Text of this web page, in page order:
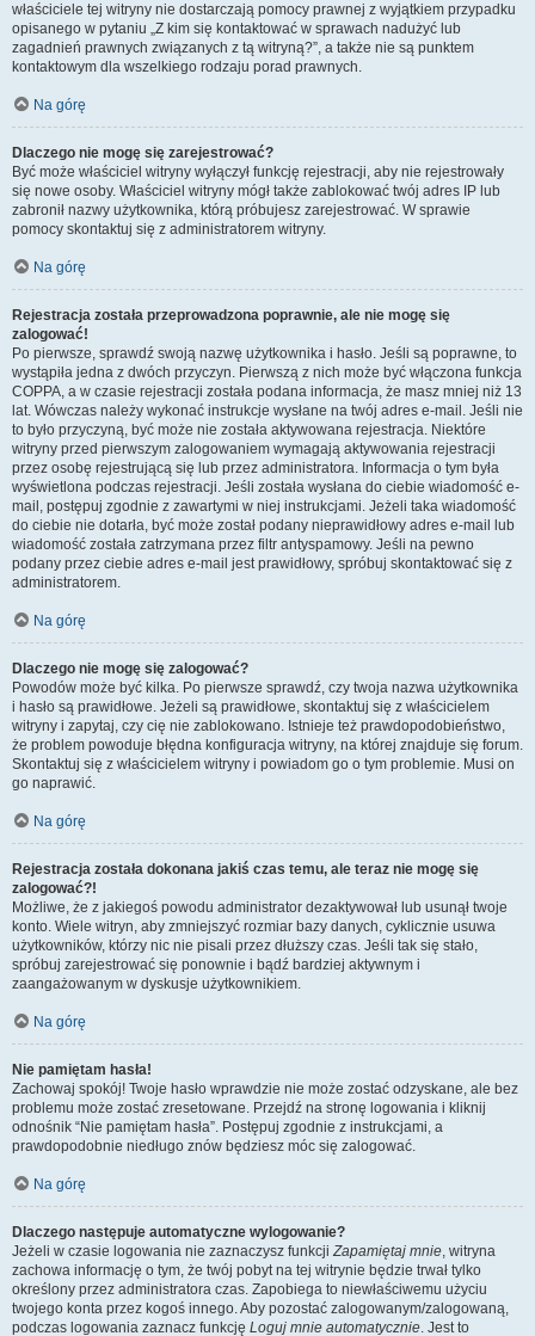
właściciele tej witryny nie dostarczają pomocy prawnej z wyjątkiem przypadku
opisanego w pytaniu „Z kim się kontaktować w sprawach nadużyć lub
zagadnień prawnych związanych z tą witryną?”, a także nie są punktem
kontaktowym dla wszelkiego rodzaju porad prawnych.
Na górę
Dlaczego nie mogę się zarejestrować?
Być może właściciel witryny wyłączył funkcję rejestracji, aby nie rejestrowały
się nowe osoby. Właściciel witryny mógł także zablokować twój adres IP lub
zabronił nazwy użytkownika, którą próbujesz zarejestrować. W sprawie
pomocy skontaktuj się z administratorem witryny.
Na górę
Rejestracja została przeprowadzona poprawnie, ale nie mogę się
zalogować!
Po pierwsze, sprawdź swoją nazwę użytkownika i hasło. Jeśli są poprawne, to
wystąpiła jedna z dwóch przyczyn. Pierwszą z nich może być włączona funkcja
COPPA, a w czasie rejestracji została podana informacja, że masz mniej niż 13
lat. Wówczas należy wykonać instrukcje wysłane na twój adres e-mail. Jeśli nie
to było przyczyną, być może nie została aktywowana rejestracja. Niektóre
witryny przed pierwszym zalogowaniem wymagają aktywowania rejestracji
przez osobę rejestrującą się lub przez administratora. Informacja o tym była
wyświetlona podczas rejestracji. Jeśli została wysłana do ciebie wiadomość e-
mail, postępuj zgodnie z zawartymi w niej instrukcjami. Jeżeli taka wiadomość
do ciebie nie dotarła, być może został podany nieprawidłowy adres e-mail lub
wiadomość została zatrzymana przez filtr antyspamowy. Jeśli na pewno
podany przez ciebie adres e-mail jest prawidłowy, spróbuj skontaktować się z
administratorem.
Na górę
Dlaczego nie mogę się zalogować?
Powodów może być kilka. Po pierwsze sprawdź, czy twoja nazwa użytkownika
i hasło są prawidłowe. Jeżeli są prawidłowe, skontaktuj się z właścicielem
witryny i zapytaj, czy cię nie zablokowano. Istnieje też prawdopodobieństwo,
że problem powoduje błędna konfiguracja witryny, na której znajduje się forum.
Skontaktuj się z właścicielem witryny i powiadom go o tym problemie. Musi on
go naprawić.
Na górę
Rejestracja została dokonana jakiś czas temu, ale teraz nie mogę się
zalogować?!
Możliwe, że z jakiegoś powodu administrator dezaktywował lub usunął twoje
konto. Wiele witryn, aby zmniejszyć rozmiar bazy danych, cyklicznie usuwa
użytkowników, którzy nic nie pisali przez dłuższy czas. Jeśli tak się stało,
spróbuj zarejestrować się ponownie i bądź bardziej aktywnym i
zaangażowanym w dyskusje użytkownikiem.
Na górę
Nie pamiętam hasła!
Zachowaj spokój! Twoje hasło wprawdzie nie może zostać odzyskane, ale bez
problemu może zostać zresetowane. Przejdź na stronę logowania i kliknij
odnośnik “Nie pamiętam hasła”. Postępuj zgodnie z instrukcjami, a
prawdopodobnie niedługo znów będziesz móc się zalogować.
Na górę
Dlaczego następuje automatyczne wylogowanie?
Jeżeli w czasie logowania nie zaznaczysz funkcjiZapamiętaj mnie, witryna
zachowa informację o tym, że twój pobyt na tej witrynie będzie trwał tylko
określony przez administratora czas. Zapobiega to niewłaściwemu użyciu
twojego konta przez kogoś innego. Aby pozostać zalogowanym/zalogowaną,
podczas logowania zaznacz funkcję Loguj mnie automatycznie. Jest to